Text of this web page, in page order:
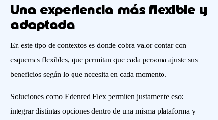
Una experiencia más flexible y
adaptada
En este tipo de contextos es donde cobra valor contar con
esquemas flexibles, que permitan que cada persona ajuste sus
beneficios según lo que necesita en cada momento.
Soluciones como Edenred Flex permiten justamente eso:
integrar distintas opciones dentro de una misma plataforma y